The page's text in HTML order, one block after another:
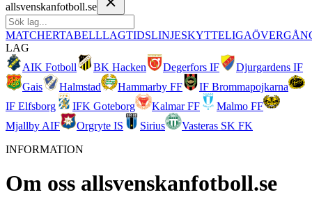
allsvenskanfotboll.se
MATCHERTABELLLAGTIDSLINJESKYTTELIGA
LAG
AIK Fotboll
BK Hacken Degerfors IF
Djurgardens IF
Gais
Halmstad Hammarby FF
IF Brommapojkarna
IF Elfsborg
IFK Goteborg Kalmar FF
Malmo FF
Mjallby AIF
Orgryte IS Sirius
Vasteras SK FK
INFORMATION
Om oss allsvenskanfotboll.se